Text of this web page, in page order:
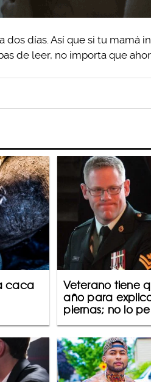
días. Así que si tu mamá
de leer, no importa que
caca
Veterano tiene
año para
piernas; no lo